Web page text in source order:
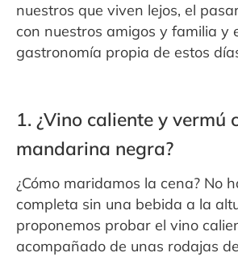
nuestros que viven lejos, el
con nuestros amigos y familia y
gastronomía propia de estos
1. ¿Vino caliente y vermú
mandarina negra?
¿Cómo maridamos la cena? No
completa sin una bebida a la
proponemos probar el vino
acompañado de unas rodajas